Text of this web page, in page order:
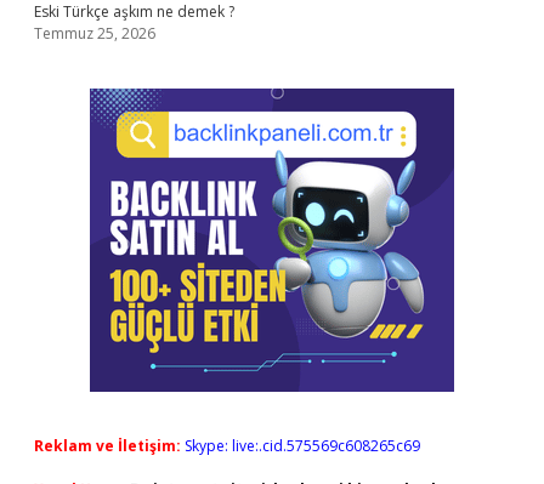
Eski Türkçe aşkım ne demek ?
Temmuz 25, 2026
Reklam ve İletişim: Skype: live:.cid.575569c608265c69